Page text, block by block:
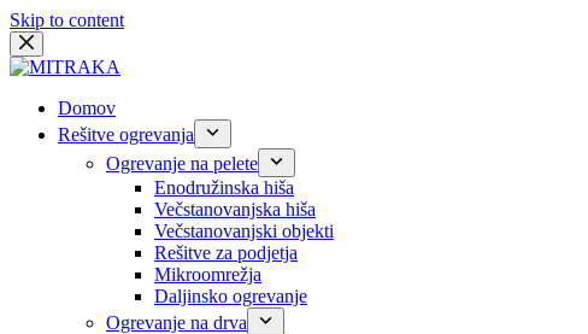
Skip to content
Domov
Rešitve ogrevanja
Ogrevanje na pelete
Enodružinska hiša
Večstanovanjska hiša
Večstanovanjski objekti
Rešitve za podjetja
Mikroomrežja
Daljinsko ogrevanje
Ogrevanje na drva